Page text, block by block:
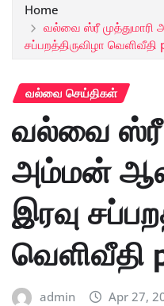
Home
வல்வை ஸ்ரீ
சப்பறத்திருவிழா வெளிவீதி
வல்வை செய்திகள்
வல்வை ஸ்ரீ
அம்மன்
இரவு
வெளிவீதி
admin Apr 27,